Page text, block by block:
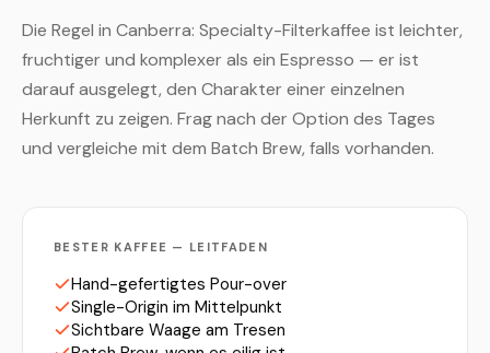
Die Regel in Canberra: Specialty-Filterkaffee ist leichter,
fruchtiger und komplexer als ein Espresso — er ist
darauf ausgelegt, den Charakter einer einzelnen
Herkunft zu zeigen. Frag nach der Option des Tages
und vergleiche mit dem Batch Brew, falls vorhanden.
BESTER KAFFEE — LEITFADEN
Hand-gefertigtes Pour-over
Single-Origin im Mittelpunkt
Sichtbare Waage am Tresen